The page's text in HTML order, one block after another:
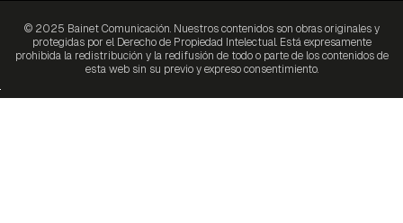
© 2025 Bainet Comunicación. Nuestros contenidos son obras originales y
protegidas por el Derecho de Propiedad Intelectual. Está expresamente
prohibida la redistribución y la redifusión de todo o parte de los contenidos de
esta web sin su previo y expreso consentimiento.